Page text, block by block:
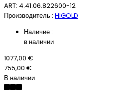
ART: 4.41.06.822600-12
Производитель : HIGOLD
Наличие :
в наличии
1077,00 €
755,00 €
В наличии